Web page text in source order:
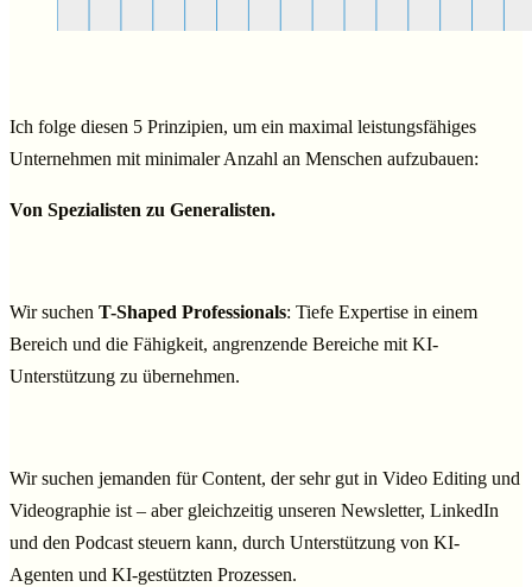
Ich folge diesen 5 Prinzipien, um ein maximal leistungsfähiges
Unternehmen mit minimaler Anzahl an Menschen aufzubauen:
Von Spezialisten zu Generalisten.
Wir suchen T-Shaped Professionals: Tiefe Expertise in einem
Bereich und die Fähigkeit, angrenzende Bereiche mit KI-
Unterstützung zu übernehmen.
Wir suchen jemanden für Content, der sehr gut in Video Editing und
Videographie ist – aber gleichzeitig unseren Newsletter, LinkedIn
und den Podcast steuern kann, durch Unterstützung von KI-
Agenten und KI-gestützten Prozessen.